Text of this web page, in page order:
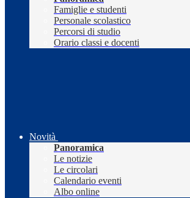
Famiglie e studenti
Personale scolastico
Percorsi di studio
Orario classi e docenti
Novità
Panoramica
Le notizie
Le circolari
Calendario eventi
Albo online